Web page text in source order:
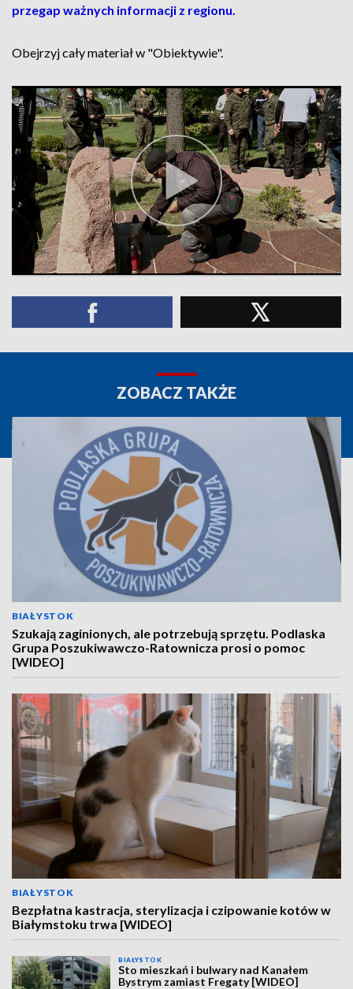
przegap ważnych informacji z regionu.
Obejrzyj cały materiał w "Obiektywie".
ZOBACZ TAKŻE
BIAŁYSTOK
Szukają zaginionych, ale potrzebują sprzętu. Podlaska
Grupa Poszukiwawczo-Ratownicza prosi o pomoc
[WIDEO]
BIAŁYSTOK
Bezpłatna kastracja, sterylizacja i czipowanie kotów w
Białymstoku trwa [WIDEO]
BIAŁYSTOK
Sto mieszkań i bulwary nad Kanałem
Bystrym zamiast Fregaty [WIDEO]